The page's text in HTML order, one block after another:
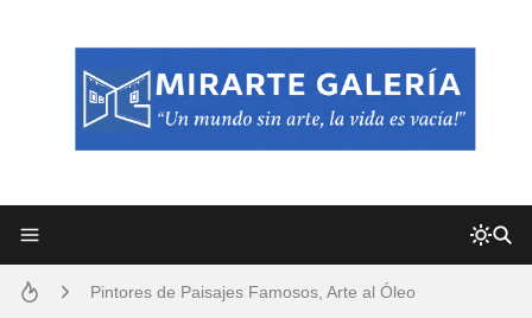
Pintores de Paisajes Famosos, Arte al Óleo